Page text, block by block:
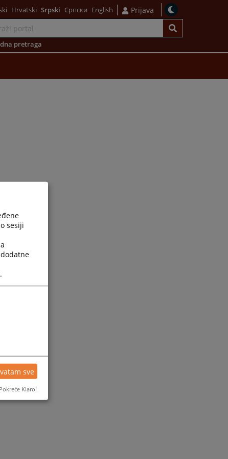
Hrvatski Srpski Српски English Prijava
pretraga
sesiji
sve
Pokreće Klaro!